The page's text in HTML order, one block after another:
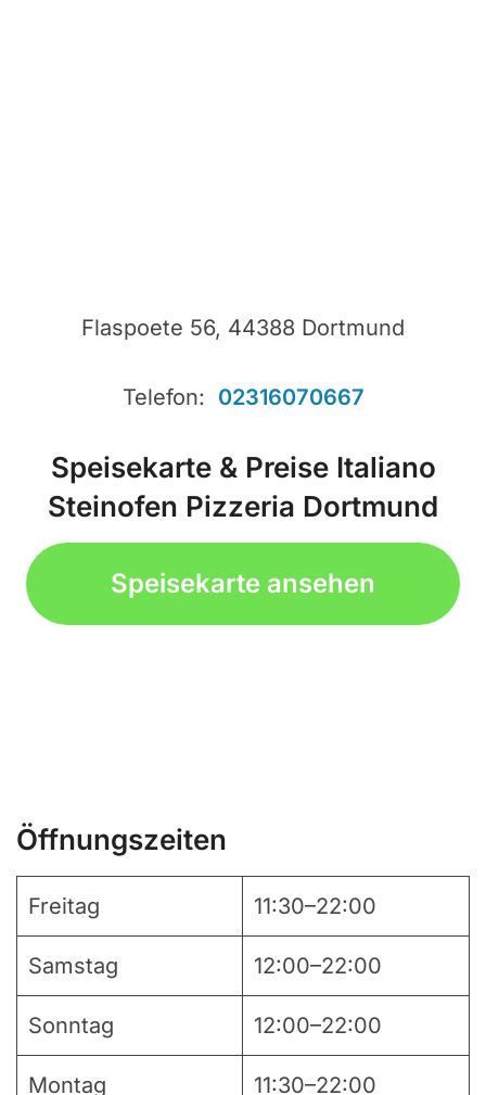
Flaspoete 56, 44388 Dortmund
Telefon: 02316070667
Speisekarte & Preise Italiano
Steinofen Pizzeria Dortmund
Speisekarte ansehen
Öffnungszeiten
Freitag 11:30–22:00
Samstag 12:00–22:00
Sonntag 12:00–22:00
Montag 11:30–22:00